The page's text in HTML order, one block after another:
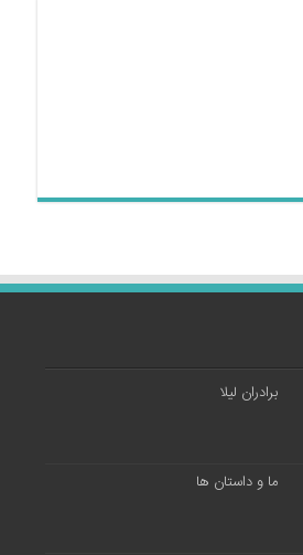
برادران لیلا
ما و داستان ها